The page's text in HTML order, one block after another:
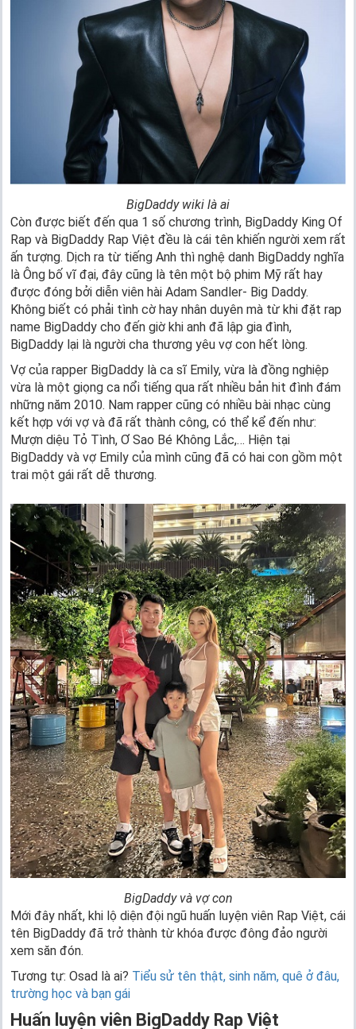
BigDaddy wiki là ai
Còn được biết đến qua 1 số chương trình, BigDaddy King Of
Rap và BigDaddy Rap Việt đều là cái tên khiến người xem rất
ấn tượng. Dịch ra từ tiếng Anh thì nghệ danh BigDaddy nghĩa
là Ông bố vĩ đại, đây cũng là tên một bộ phim Mỹ rất hay
được đóng bởi diễn viên hài Adam Sandler- Big Daddy.
Không biết có phải tình cờ hay nhân duyên mà từ khi đặt rap
name BigDaddy cho đến giờ khi anh đã lập gia đình,
BigDaddy lại là người cha thương yêu vợ con hết lòng.
Vợ của rapper BigDaddy là ca sĩ Emily, vừa là đồng nghiệp
vừa là một giọng ca nổi tiếng qua rất nhiều bản hit đình đám
những năm 2010. Nam rapper cũng có nhiều bài nhạc cùng
kết hợp với vợ và đã rất thành công, có thể kể đến như:
Mượn diệu Tỏ Tình, Ơ Sao Bé Không Lắc,… Hiện tại
BigDaddy và vợ Emily của mình cũng đã có hai con gồm một
trai một gái rất dễ thương.
BigDaddy và vợ con
Mới đây nhất, khi lộ diện đội ngũ huấn luyện viên Rap Việt, cái
tên BigDaddy đã trở thành từ khóa được đông đảo người
xem săn đón.
Tương tự: Osad là ai? Tiểu sử tên thật, sinh năm, quê ở đâu,
trường học và bạn gái
Huấn luyện viên BigDaddy Rap Việt